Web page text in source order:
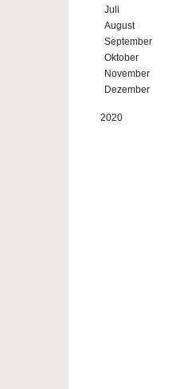
Juli
August
September
Oktober
November
Dezember
2020